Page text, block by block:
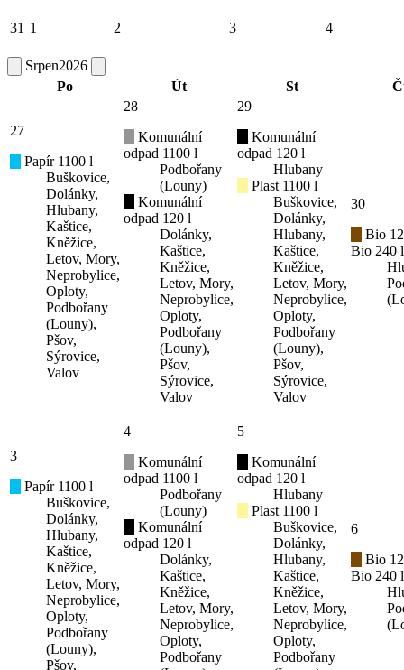
31 1 2 3 4
Srpen2026
Po
Út St
27
Papír 1100 l
Buškovice,
Dolánky,
Hlubany,
Kaštice,
Kněžice,
Letov, Mory,
Neprobylice,
Oploty,
Podbořany
(Louny),
Pšov,
Sýrovice,
Valov
28
Komunální
odpad 1100 l
Podbořany
(Louny)
Komunální
odpad 120 l
Dolánky,
Kaštice,
Kněžice,
Letov, Mory,
Neprobylice,
Oploty,
Podbořany
(Louny),
Pšov,
Sýrovice,
Valov
29
Komunální
odpad 120 l
Hlubany
Plast 1100 l
Buškovice,
Dolánky,
Hlubany,
Kaštice,
Kněžice,
Letov, Mory,
Neprobylice,
Oploty,
Podbořany
(Louny),
Pšov,
Sýrovice,
Valov
30
Bio
Bio 240 l
3
Papír 1100 l
Buškovice,
Dolánky,
Hlubany,
Kaštice,
Kněžice,
Letov, Mory,
Neprobylice,
Oploty,
Podbořany
(Louny),
Pšov,
4
Komunální
odpad 1100 l
Podbořany
(Louny)
Komunální
odpad 120 l
Dolánky,
Kaštice,
Kněžice,
Letov, Mory,
Neprobylice,
Oploty,
Podbořany
5
Komunální
odpad 120 l
Hlubany
Plast 1100 l
Buškovice,
Dolánky,
Hlubany,
Kaštice,
Kněžice,
Letov, Mory,
Neprobylice,
Oploty,
Podbořany
6
Bio
Bio 240 l